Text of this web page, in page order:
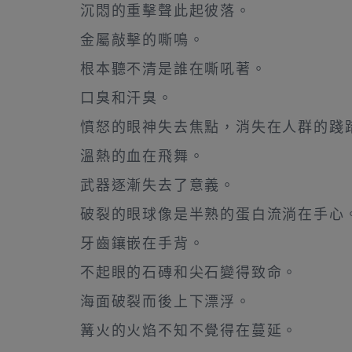
沉悶的重擊聲此起彼落。
金屬敲擊的嘶鳴。
根本聽不清是誰在嘶吼著。
口臭和汗臭。
憤怒的眼神失去焦點，消失在人群的踐
溫熱的血在飛舞。
武器逐漸失去了意義。
破裂的眼球像是半熟的蛋白流淌在手心
牙齒鑲嵌在手背。
不起眼的石磚和尖石變得致命。
海面破裂而後上下漂浮。
篝火的火焰不知不覺得在蔓延。